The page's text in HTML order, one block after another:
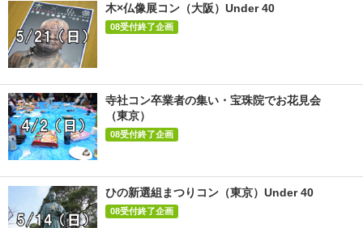
木×仏像展コン（大阪）Under 40
08受付終了企画
寺社コン卒業者の集い・宝珠院でお花見会
（東京）
08受付終了企画
ひの新選組まつりコン（東京）Under 40
08受付終了企画